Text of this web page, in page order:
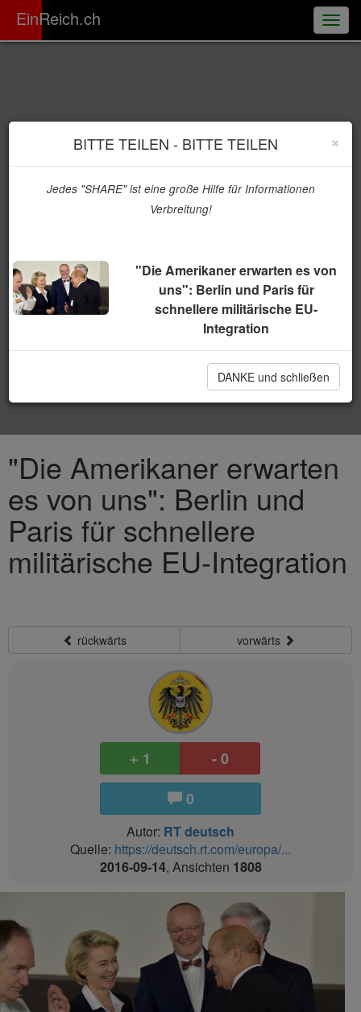
EinReich.ch
ER
"Die Amerikaner erwarten
es von uns": Berlin und
Paris für schnellere
militärische EU-Integration
rückwärts vorwärts
+ 1
- 0
0
Autor: RT deutsch
Quelle: https://deutsch.rt.com/europa/...
2016-09-14, Ansichten 1808
×
BITTE TEILEN - BITTE TEILEN
Jedes "SHARE" ist eine große Hilfe für Informationen
Verbreitung!
"Die Amerikaner erwarten es von
uns": Berlin und Paris für
schnellere militärische EU-
Integration
DANKE und schließen